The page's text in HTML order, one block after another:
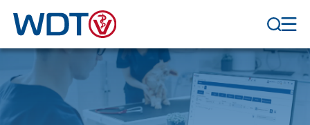
Ergebnisse
anzeigen
WDT Info
Ergebnisse